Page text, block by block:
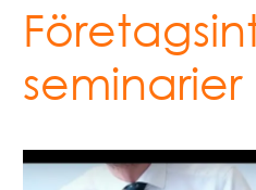
seminarier